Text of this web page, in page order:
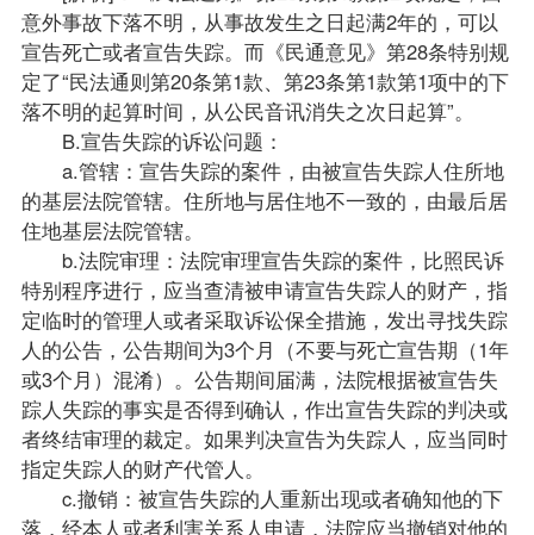
意外事故下落不明，从事故发生之日起满2年的，可以
宣告死亡或者宣告失踪。而《民通意见》第28条特别规
定了“民法通则第20条第1款、第23条第1款第1项中的下
落不明的起算时间，从公民音讯消失之次日起算”。
B.宣告失踪的诉讼问题：
a.管辖：宣告失踪的案件，由被宣告失踪人住所地
的基层法院管辖。住所地与居住地不一致的，由最后居
住地基层法院管辖。
b.法院审理：法院审理宣告失踪的案件，比照民诉
特别程序进行，应当查清被申请宣告失踪人的财产，指
定临时的管理人或者采取诉讼保全措施，发出寻找失踪
人的公告，公告期间为3个月（不要与死亡宣告期（1年
或3个月）混淆）。公告期间届满，法院根据被宣告失
踪人失踪的事实是否得到确认，作出宣告失踪的判决或
者终结审理的裁定。如果判决宣告为失踪人，应当同时
指定失踪人的财产代管人。
c.撤销：被宣告失踪的人重新出现或者确知他的下
落，经本人或者利害关系人申请，法院应当撤销对他的